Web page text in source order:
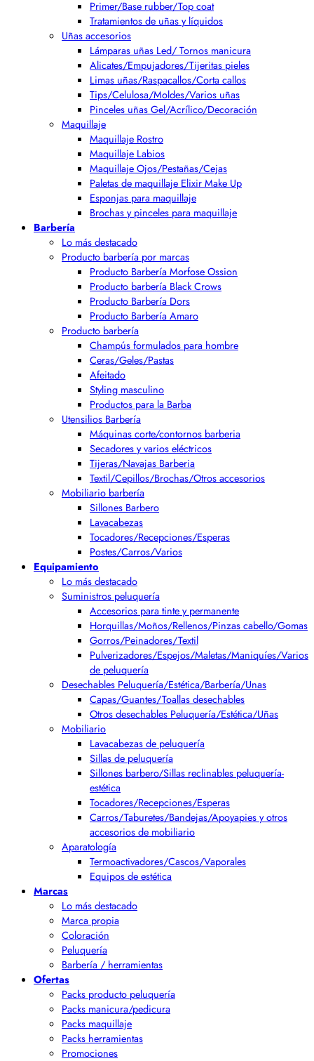
Primer/Base rubber/Top coat
Tratamientos de uñas y líquidos
Uñas accesorios
Lámparas uñas Led/ Tornos manicura
Alicates/Empujadores/Tijeritas pieles
Limas uñas/Raspacallos/Corta callos
Tips/Celulosa/Moldes/Varios uñas
Pinceles uñas Gel/Acrílico/Decoración
Maquillaje
Maquillaje Rostro
Maquillaje Labios
Maquillaje Ojos/Pestañas/Cejas
Paletas de maquillaje Elixir Make Up
Esponjas para maquillaje
Brochas y pinceles para maquillaje
Barbería
Lo más destacado
Producto barbería por marcas
Producto Barbería Morfose Ossion
Producto barbería Black Crows
Producto Barbería Dors
Producto Barbería Amaro
Producto barbería
Champús formulados para hombre
Ceras/Geles/Pastas
Afeitado
Styling masculino
Productos para la Barba
Utensilios Barbería
Máquinas corte/contornos barberia
Secadores y varios eléctricos
Tijeras/Navajas Barberia
Textil/Cepillos/Brochas/Otros accesorios
Mobiliario barbería
Sillones Barbero
Lavacabezas
Tocadores/Recepciones/Esperas
Postes/Carros/Varios
Equipamiento
Lo más destacado
Suministros peluquería
Accesorios para tinte y permanente
Horquillas/Moños/Rellenos/Pinzas cabello/Gomas
Gorros/Peinadores/Textil
Pulverizadores/Espejos/Maletas/Maniquíes/Varios
de peluquería
Desechables Peluquería/Estética/Barbería/Unas
Capas/Guantes/Toallas desechables
Otros desechables Peluquería/Estética/Uñas
Mobiliario
Lavacabezas de peluquería
Sillas de peluquería
Sillones barbero/Sillas reclinables peluquería-
estética
Tocadores/Recepciones/Esperas
Carros/Taburetes/Bandejas/Apoyapies y otros
accesorios de mobiliario
Aparatología
Termoactivadores/Cascos/Vaporales
Equipos de estética
Marcas
Lo más destacado
Marca propia
Coloración
Peluquería
Barbería / herramientas
Ofertas
Packs producto peluquería
Packs manicura/pedicura
Packs maquillaje
Packs herramientas
Promociones